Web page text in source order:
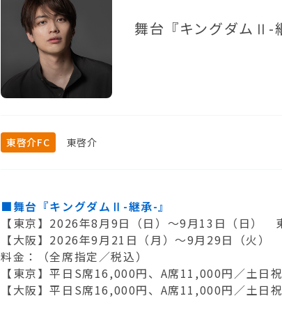
舞台『キングダムⅡ-
東啓介FC 東啓介
■舞台『キングダムⅡ -継承-』
【東京】2026年8月9日（日）～9月13日（日
【大阪】2026年9月21日（月）～9月29日（火）
料金：（全席指定／税込）
【東京】平日S席16,000円、A席11,000円／土
【大阪】平日S席16,000円、A席11,000円／土日